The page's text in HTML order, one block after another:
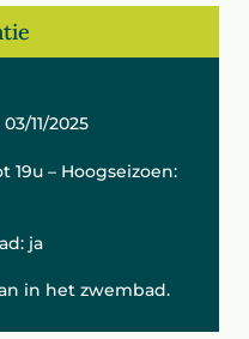
11/2025
19u – Hoogseizoen:
ja
in het zwembad.